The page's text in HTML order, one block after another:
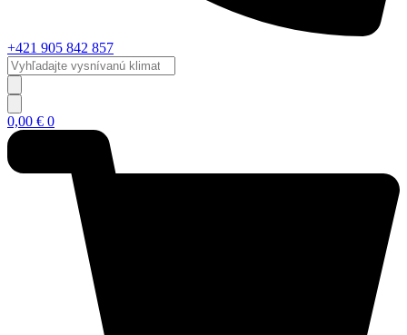
+421 905 842 857
Vyhľadajte
vysnívanú
klimatizáciu...
0,00 € 0